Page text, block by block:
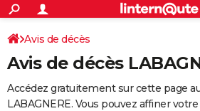
ACTUALITÉS
Politique
Société
Faits Divers
Education
Monde
Villes
+
SPORT
Coupe du monde 2026
Football
Tennis
Cyclisme
Rugby
Forum
Programme TV
TNTStreaming
Cinéma
Sorties cinéma
Musique
+
FINANCE
Avis de décès
Avis de décès
Accédez gratuitement sur cette page
LABAGNERE. Vous pouvez affiner